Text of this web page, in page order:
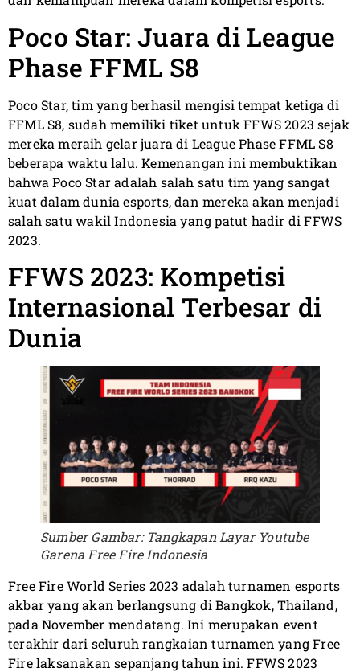
Poco Star: Juara di League
Phase FFML S8
Poco Star, tim yang berhasil mengisi tempat ketiga di
FFML S8, sudah memiliki tiket untuk FFWS 2023 sejak
mereka meraih gelar juara di League Phase FFML S8
beberapa waktu lalu. Kemenangan ini membuktikan
bahwa Poco Star adalah salah satu tim yang sangat
kuat dalam dunia esports, dan mereka akan menjadi
salah satu wakil Indonesia yang patut hadir di FFWS
2023.
FFWS 2023: Kompetisi
Internasional Terbesar di
Dunia
Sumber Gambar: Tangkapan Layar Youtube
Garena Free Fire Indonesia
Free Fire World Series 2023 adalah turnamen esports
akbar yang akan berlangsung di Bangkok, Thailand,
pada November mendatang. Ini merupakan event
terakhir dari seluruh rangkaian turnamen yang Free
Fire laksanakan sepanjang tahun ini. FFWS 2023